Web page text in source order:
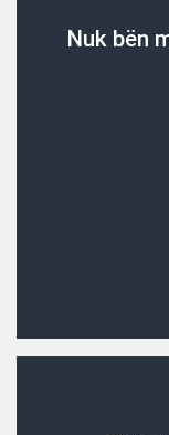
Nuk bën